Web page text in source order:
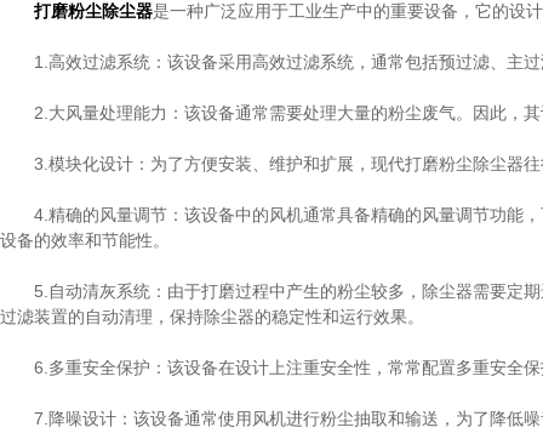
打磨粉尘除尘器是一种广泛应用于工业生产中的重要设备，它的设
1.高效过滤系统：该设备采用高效过滤系统，通常包括预过滤、主过
2.大风量处理能力：该设备通常需要处理大量的粉尘废气。因此，其
3.模块化设计：为了方便安装、维护和扩展，现代打磨粉尘除尘器往
4.精确的风量调节：该设备中的风机通常具备精确的风量调节功能，
设备的效率和节能性。
5.自动清灰系统：由于打磨过程中产生的粉尘较多，除尘器需要定期
过滤装置的自动清理，保持除尘器的稳定性和运行效果。
6.多重安全保护：该设备在设计上注重安全性，常常配置多重安全保
7.降噪设计：该设备通常使用风机进行粉尘抽取和输送，为了降低噪